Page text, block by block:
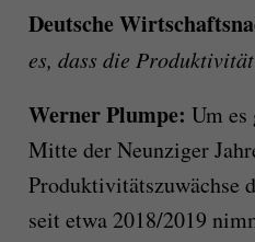
Deutsche
es, dass die
Werner Plumpe: Um es
Mitte der Neunziger
Produktivitätszuwächse
seit etwa 2018/2019